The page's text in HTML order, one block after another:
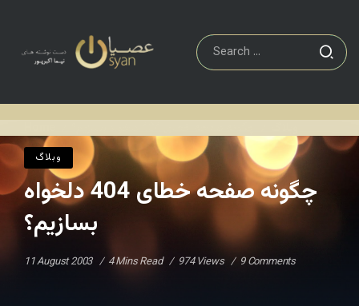
وبلاگ
چگونه صفحه خطای 404 دلخواه
بسازیم؟
11 August 2003 4 Mins Read 974 Views 9 Comments